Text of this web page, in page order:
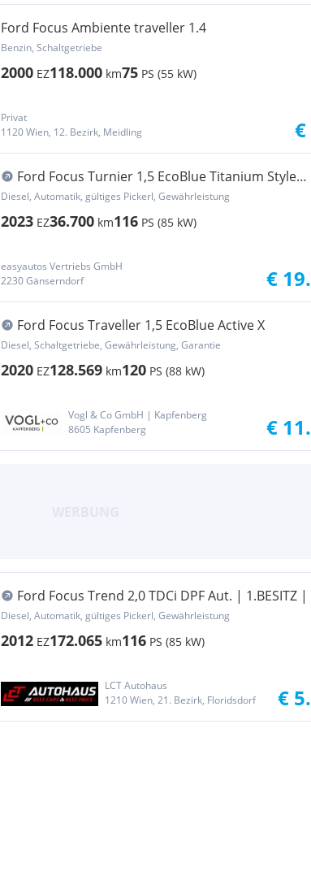
Ford Focus Ambiente traveller 1.4
Benzin, Schaltgetriebe
2000 EZ118.000 km75 PS (55 kW)
Privat
1120 Wien, 12. Bezirk, Meidling
€
Ford Focus Turnier 1,5 EcoBlue Titanium Style
Aut.;W...
Diesel, Automatik, gültiges Pickerl, Gewährleistung
2023 EZ36.700 km116 PS (85 kW)
easyautos Vertriebs GmbH
2230 Gänserndorf
€
Ford Focus Traveller 1,5 EcoBlue Active X
Diesel, Schaltgetriebe, Gewährleistung, Garantie
2020 EZ128.569 km120 PS (88 kW)
Vogl & Co GmbH | Kapfenberg
8605 Kapfenberg
€
Ford Focus Trend 2,0 TDCi DPF Aut. | 1.BESITZ |
Diesel, Automatik, gültiges Pickerl, Gewährleistung
2012 EZ172.065 km116 PS (85 kW)
LCT Autohaus
1210 Wien, 21. Bezirk, Floridsdorf
€